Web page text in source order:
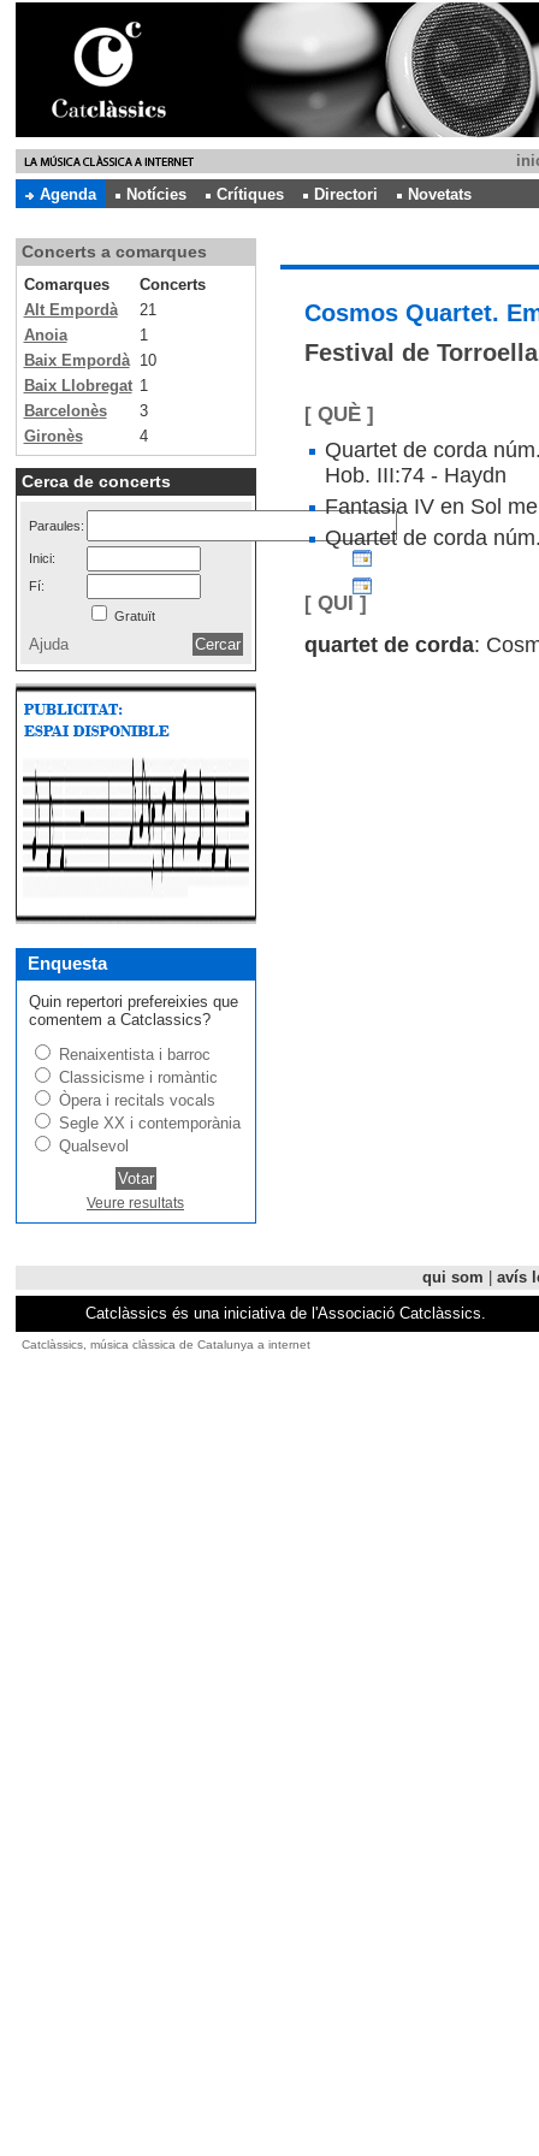
Agenda
Notícies Crítiques Directori Novetats
Concerts a comarques
Comarques
Concerts
Alt Empordà
21
Anoia
1
Baix Empordà
10
Baix Llobregat 1
Barcelonès
3
Gironès
4
Cerca de concerts
Paraules:
Inici:
Fí:
Gratuït
Ajuda
Enquesta
Quin repertori prefereixies que
comentem a Catclassics?
Renaixentista i barroc
Classicisme i romàntic
Òpera i recitals vocals
Segle XX i contemporània
Qualsevol
Veure resultats
Cosmos Quartet.
Festival de
[ QUÈ ]
Quartet de corda
Hob. III:74 - Haydn
Fantasia IV en Sol
Quartet de corda
[ QUI ]
quartet de corda:
qui som
avís
Catclàssics és una iniciativa de l'Associació Catclàssics.
Catclàssics, música clàssica de Catalunya a internet